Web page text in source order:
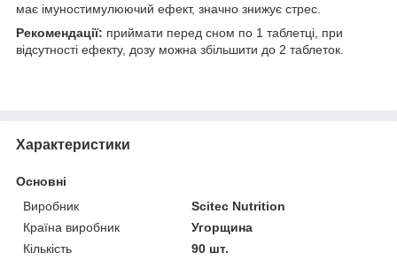
має імуностимулюючий ефект, значно знижує стрес.
Рекомендації: приймати перед сном по 1 таблетці, при
відсутності ефекту, дозу можна збільшити до 2 таблеток.
Характеристики
Основні
Виробник
Scitec Nutrition
Країна виробник
Угорщина
Кількість
90 шт.